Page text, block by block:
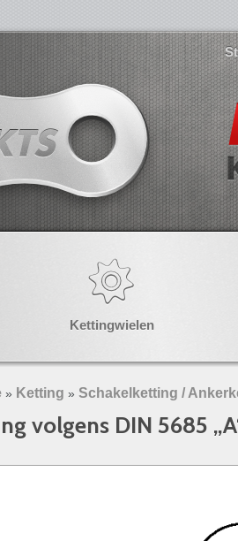
Kettingwielen
» Ketting » Schakelketting /
volgens DIN 5685